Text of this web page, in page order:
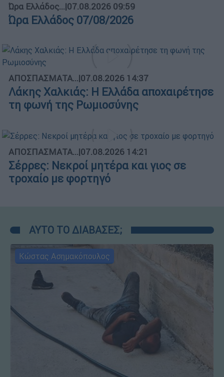
Ώρα Ελλάδος...|07.08.2026 09:59
Ώρα Ελλάδος 07/08/2026
ΑΠΟΣΠΑΣΜΑΤΑ...|07.08.2026 14:37
Λάκης Χαλκιάς: Η Ελλάδα αποχαιρέτησε
τη φωνή της Ρωμιοσύνης
ΑΠΟΣΠΑΣΜΑΤΑ...|07.08.2026 14:21
Σέρρες: Νεκροί μητέρα και γιος σε
τροχαίο με φορτηγό
ΑΥΤΟ ΤΟ ΔΙΑΒΑΣΕΣ;
Κώστας Ασημακόπουλος